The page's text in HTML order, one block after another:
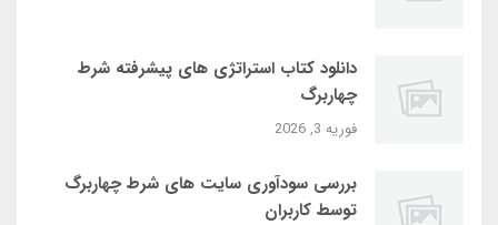
دانلود کتاب استراتژی‌ های پیشرفته شرط
چهاربرگ
فوریه 3, 2026
بررسی سودآوری سایت‌ های شرط چهاربرگ
توسط کاربران